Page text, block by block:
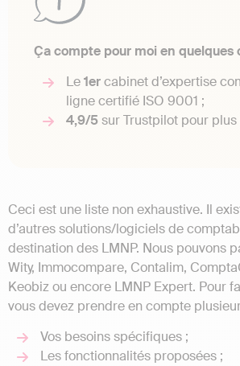
Ça compte pour moi en quelques
Le1ercabinet d’expertise
ligne certifié ISO 9001 ;
4,9/5sur Trustpilot pour
Ceci est une liste non exhaustive. Il
d’autres solutions/logiciels de
destination des LMNP. Nous pouvons
Wity, Immocompare, Contalim,
Keobiz ou encore LMNP Expert. Pour
vous devez prendre en compte
Vos besoins spécifiques ;
Les fonctionnalités proposées ;